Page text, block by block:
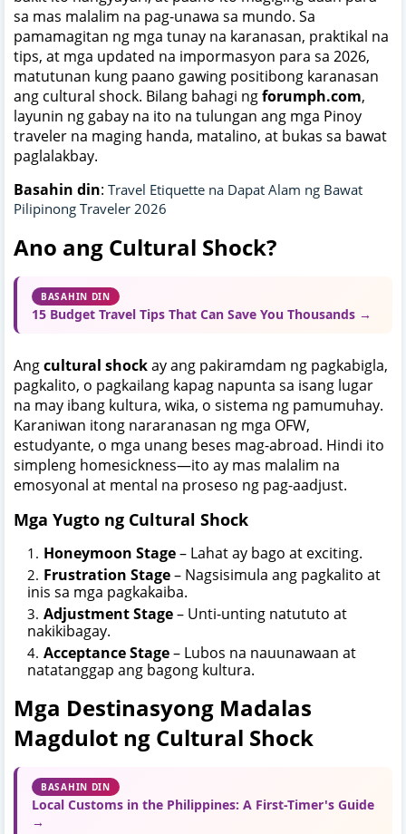
sa mas malalim na pag-unawa sa mundo. Sa
pamamagitan ng mga tunay na karanasan, praktikal na
tips, at mga updated na impormasyon para sa 2026,
matutunan kung paano gawing positibong karanasan
ang cultural shock. Bilang bahagi ngforumph.com,
layunin ng gabay na ito na tulungan ang mga Pinoy
traveler na maging handa, matalino, at bukas sa bawat
paglalakbay.
Basahin din: Travel Etiquette na Dapat Alam ng Bawat
Pilipinong Traveler 2026
Ano ang Cultural Shock?
BASAHIN DIN
15 Budget Travel Tips That Can Save You Thousands →
Angcultural shockay ang pakiramdam ng pagkabigla,
pagkalito, o pagkailang kapag napunta sa isang lugar
na may ibang kultura, wika, o sistema ng pamumuhay.
Karaniwan itong nararanasan ng mga OFW,
estudyante, o mga unang beses mag-abroad. Hindi ito
simpleng homesickness—ito ay mas malalim na
emosyonal at mental na proseso ng pag-aadjust.
Mga Yugto ng Cultural Shock
Honeymoon Stage– Lahat ay bago at exciting.
Frustration Stage– Nagsisimula ang pagkalito at
inis sa mga pagkakaiba.
Adjustment Stage– Unti-unting natututo at
nakikibagay.
Acceptance Stage– Lubos na nauunawaan at
natatanggap ang bagong kultura.
Mga Destinasyong Madalas
Magdulot ng Cultural Shock
BASAHIN DIN
Local Customs in the Philippines: A First-Timer's Guide
→